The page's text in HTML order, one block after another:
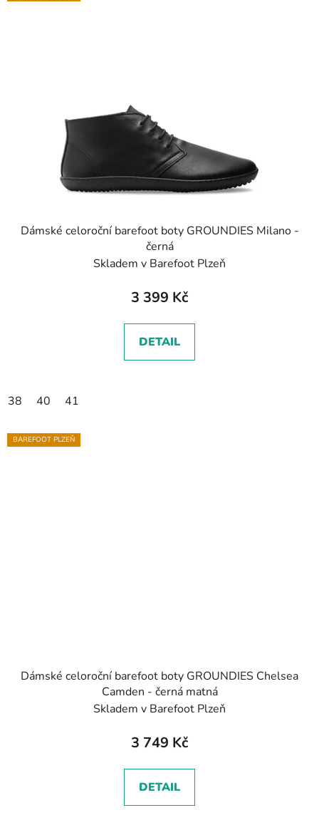
Dámské celoroční barefoot boty GROUNDIES Milano -
černá
Skladem v Barefoot Plzeň
3 399 Kč
DETAIL
38 40 41
BAREFOOT PLZEŇ
Dámské celoroční barefoot boty GROUNDIES Chelsea
Camden - černá matná
Skladem v Barefoot Plzeň
3 749 Kč
DETAIL